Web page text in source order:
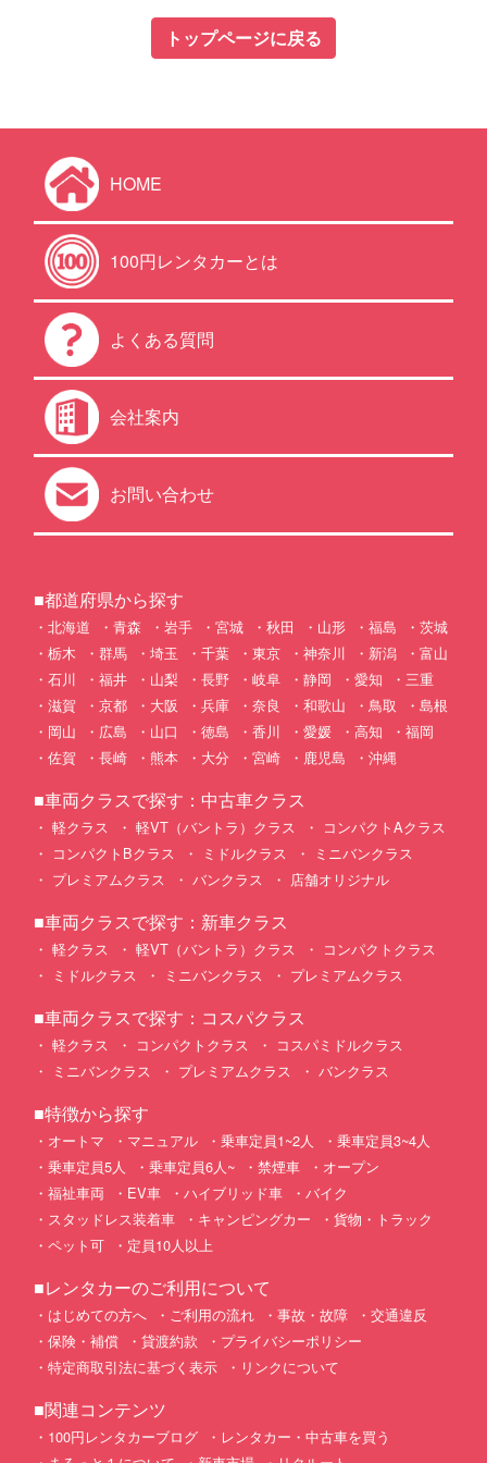
トップページに戻る
HOME
100円レンタカーとは
よくある質問
会社案内
お問い合わせ
■都道府県から探す
北海道 青森 岩手 宮城 秋田 山形 福島
茨城
栃木
群馬 埼玉 千葉 東京 神奈川 新潟
富山
石川
福井 山梨 長野 岐阜 静岡 愛知
三重
滋賀
京都 大阪 兵庫 奈良 和歌山 鳥取
島根
岡山
広島 山口 徳島 香川 愛媛 高知
福岡
佐賀
長崎 熊本 大分 宮崎 鹿児島 沖縄
■車両クラスで探す：中古車クラス
軽クラス 軽VT（バントラ）クラス
コンパクトAクラス
コンパクトBクラス
ミドルクラス
ミニバンクラス
プレミアムクラス
バンクラス 店舗オリジナル
■車両クラスで探す：新車クラス
軽クラス 軽VT（バントラ）クラス
コンパクトクラス
ミドルクラス
ミニバンクラス プレミアムクラス
■車両クラスで探す：コスパクラス
軽クラス コンパクトクラス
コスパミドルクラス
ミニバンクラス
プレミアムクラス バンクラス
■特徴から探す
オートマ マニュアル 乗車定員1~2人
乗車定員3~4人
乗車定員5人
乗車定員6人~ 禁煙車
オープン
福祉車両
EV車 ハイブリッド車
バイク
スタッドレス装着車
キャンピングカー
貨物・トラック
ペット可
定員10人以上
■レンタカーのご利用について
はじめての方へ ご利用の流れ 事故・故障
交通違反
保険・補償
貸渡約款
プライバシーポリシー
特定商取引法に基づく表示
リンクについて
■関連コンテンツ
100円レンタカーブログ
レンタカー・中古車を買う